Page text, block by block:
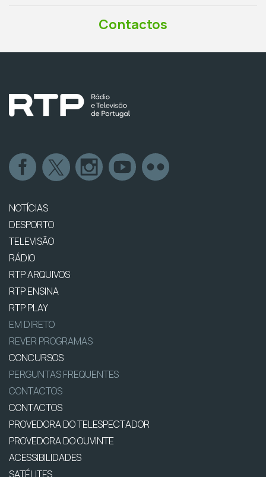
Contactos
NOTÍCIAS
DESPORTO
TELEVISÃO
RÁDIO
RTP ARQUIVOS
RTP ENSINA
RTP PLAY
EM DIRETO
REVER PROGRAMAS
CONCURSOS
PERGUNTAS FREQUENTES
CONTACTOS
CONTACTOS
PROVEDORA DO TELESPECTADOR
PROVEDORA DO OUVINTE
ACESSIBILIDADES
SATÉLITES